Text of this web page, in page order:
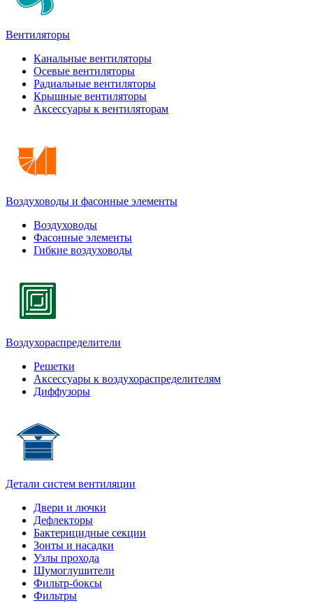
Вентиляторы
Канальные вентиляторы
Осевые вентиляторы
Радиальные вентиляторы
Крышные вентиляторы
Аксессуары к вентиляторам
Воздуховоды и фасонные элементы
Воздуховоды
Фасонные элементы
Гибкие воздуховоды
Воздухораспределители
Решетки
Аксессуары к воздухораспределителям
Диффузоры
Детали систем вентиляции
Двери и лючки
Дефлекторы
Бактерицидные секции
Зонты и насадки
Узлы прохода
Шумоглушители
Фильтр-боксы
Фильтры